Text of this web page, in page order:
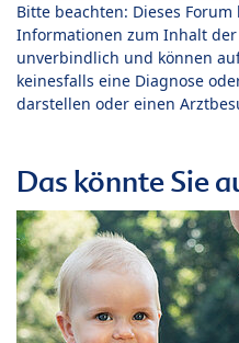
Bitte beachten: Dieses
Informationen zum Inhalt
unverbindlich und können
keinesfalls eine Diagnose
darstellen oder einen
Das könnte Sie